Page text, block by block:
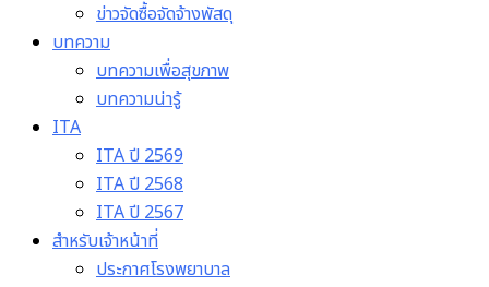
ข่าวจัดซื้อจัดจ้างพัสดุ
บทความ
บทความเพื่อสุขภาพ
บทความน่ารู้
ITA
ITA ปี 2569
ITA ปี 2568
ITA ปี 2567
สำหรับเจ้าหน้าที่
ประกาศโรงพยาบาล